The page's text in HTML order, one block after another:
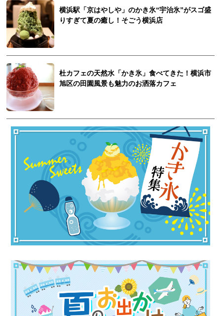
横浜駅「京はやしや」のかき氷“宇治氷”がスゴ盛
りすぎて夏の癒し！そごう横浜店
杜カフェの天然水「かき氷」食べてきた！横浜市
旭区の田園風景も魅力のお洒落カフェ